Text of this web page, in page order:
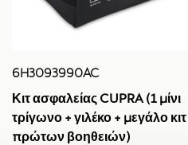
6H3093990AC
Κιτ ασφαλείας CUPRA (1 μίνι
τρίγωνο + γιλέκο + μεγάλο κιτ
πρώτων βοηθειών)